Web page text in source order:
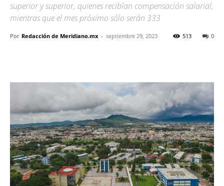
superior y superior, quienes recibían compensación salarial,
mientras que el mes próximo sólo serán 333
Por Redacción de Meridiano.mx - septiembre 29, 2023 0
513